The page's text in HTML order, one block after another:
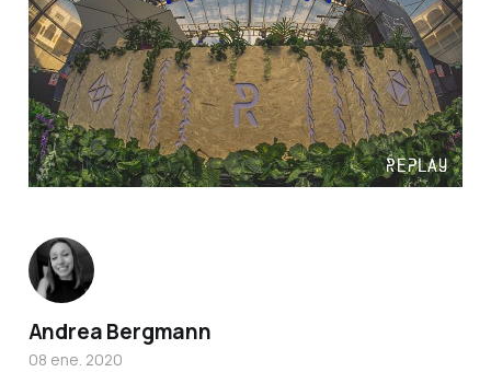
Andrea Bergmann
08 ene. 2020